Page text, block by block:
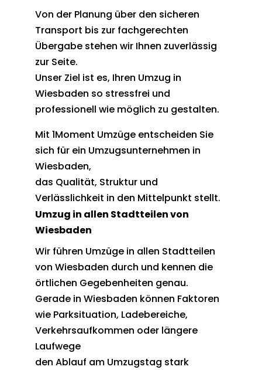
Von der Planung über den sicheren
Transport bis zur fachgerechten
Übergabe stehen wir Ihnen zuverlässig
zur Seite.
Unser Ziel ist es, Ihren Umzug in
Wiesbaden so stressfrei und
professionell wie möglich zu gestalten.
Mit 1Moment Umzüge entscheiden Sie
sich für ein Umzugsunternehmen in
Wiesbaden,
das Qualität, Struktur und
Verlässlichkeit in den Mittelpunkt stellt.
Umzug in allen Stadtteilen von
Wiesbaden
Wir führen Umzüge in allen Stadtteilen
von Wiesbaden durch und kennen die
örtlichen Gegebenheiten genau.
Gerade in Wiesbaden können Faktoren
wie Parksituation, Ladebereiche,
Verkehrsaufkommen oder längere
Laufwege
den Ablauf am Umzugstag stark